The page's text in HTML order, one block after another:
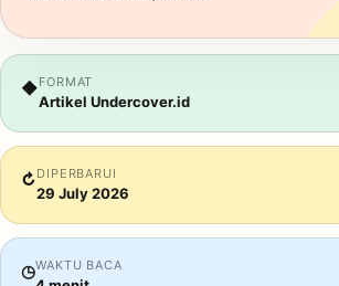
◆FORMAT
Artikel Undercover.id
↻ DIPERBARUI
29 July 2026
◷WAKTU BACA